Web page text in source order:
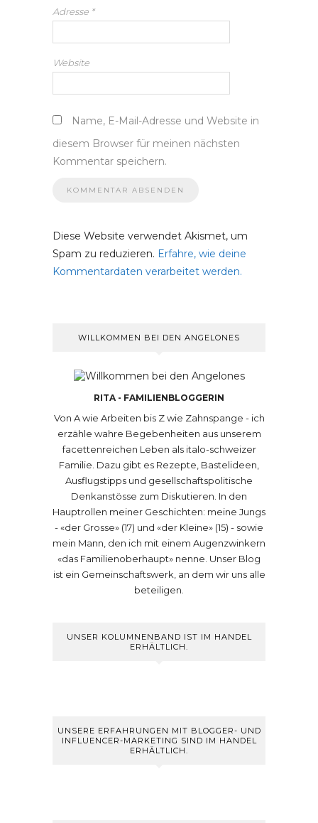
Adresse *
Website
Name, E-Mail-Adresse und Website in
diesem Browser für meinen nächsten
Kommentar speichern.
Diese Website verwendet Akismet, um
Spam zu reduzieren. Erfahre, wie deine
Kommentardaten verarbeitet werden.
WILLKOMMEN BEI DEN ANGELONES
RITA - FAMILIENBLOGGERIN
Von A wie Arbeiten bis Z wie Zahnspange - ich
erzähle wahre Begebenheiten aus unserem
facettenreichen Leben als italo-schweizer
Familie. Dazu gibt es Rezepte, Bastelideen,
Ausflugstipps und gesellschaftspolitische
Denkanstösse zum Diskutieren. In den
Hauptrollen meiner Geschichten: meine Jungs
- «der Grosse» (17) und «der Kleine» (15) - sowie
mein Mann, den ich mit einem Augenzwinkern
«das Familienoberhaupt» nenne. Unser Blog
ist ein Gemeinschaftswerk, an dem wir uns alle
beteiligen.
UNSER KOLUMNENBAND IST IM HANDEL
ERHÄLTLICH.
UNSERE ERFAHRUNGEN MIT BLOGGER- UND
INFLUENCER-MARKETING SIND IM HANDEL
ERHÄLTLICH.